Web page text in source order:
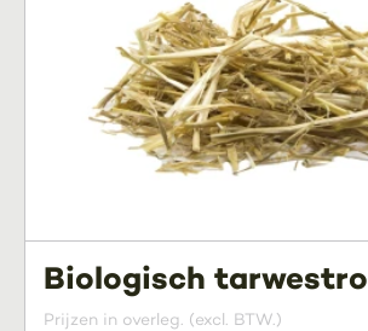
Biologisch tarwestro
Prijzen in overleg. (excl. BTW.)